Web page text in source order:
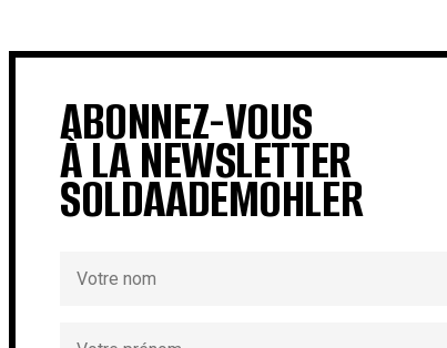
ABONNEZ-VOUS
À LA NEWSLETTER
SOLDAADEMOHLER